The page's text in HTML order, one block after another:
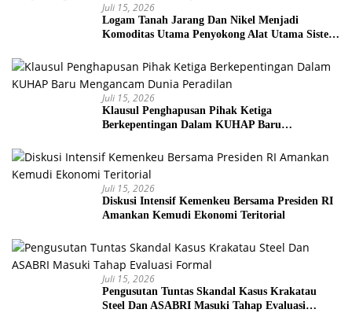
Juli 15, 2026
Logam Tanah Jarang Dan Nikel Menjadi
Komoditas Utama Penyokong Alat Utama Sistem
Juli 15, 2026
Klausul Penghapusan Pihak Ketiga
Berkepentingan Dalam KUHAP Baru
Juli 15, 2026
Diskusi Intensif Kemenkeu Bersama Presiden RI
Amankan Kemudi Ekonomi Teritorial
Juli 15, 2026
Pengusutan Tuntas Skandal Kasus Krakatau
Steel Dan ASABRI Masuki Tahap Evaluasi